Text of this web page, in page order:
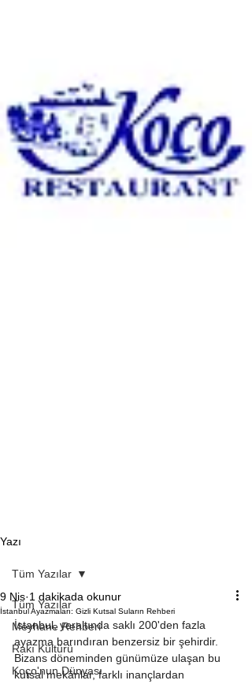
Yazı
Tüm Yazılar
Meyhane Rehberi
Rakı Kültürü
Koço'nun Dünyası
Tüm Yazılar
İstanbul Ayazmaları: Gizli Kutsal Suların Rehberi
9 Nis 1 dakikada okunur
İstanbul, yeraltında saklı 200'den fazla
ayazma barındıran benzersiz bir şehirdir.
Bizans döneminden günümüze ulaşan bu
kutsal mekânlar, farklı inançlardan